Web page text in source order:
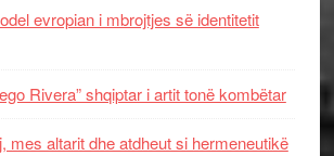
evropian i mbrojtjes së identitetit
Rivera” shqiptar i artit tonë kombëtar
mes altarit dhe atdheut si hermeneutikë